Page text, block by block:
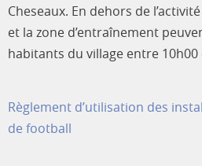
Cheseaux. En dehors de
et la zone d’entraînement
habitants du village entre 10h00
Règlement d’utilisation des
de football